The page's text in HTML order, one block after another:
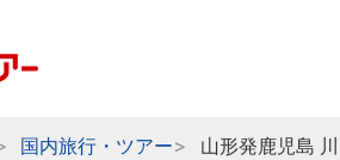
国内旅行・ツアー 山形発鹿児島